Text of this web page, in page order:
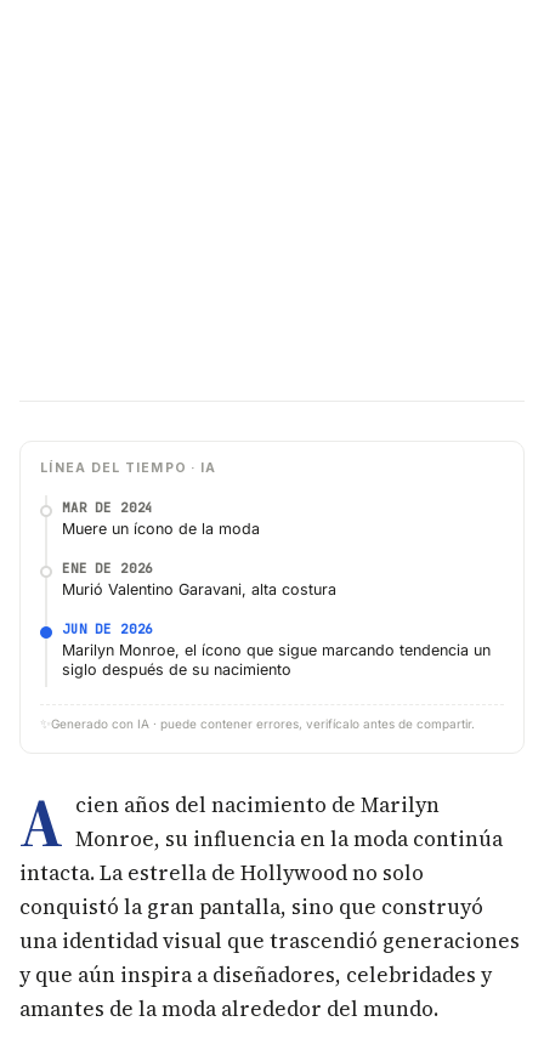
LÍNEA DEL TIEMPO · IA
MAR DE 2024
Muere un ícono de la moda
ENE DE 2026
Murió Valentino Garavani, alta costura
JUN DE 2026
Marilyn Monroe, el ícono que sigue marcando tendencia un
siglo después de su nacimiento
✨ Generado con IA · puede contener errores, verifícalo antes de compartir.
A cien años del nacimiento de Marilyn
Monroe, su influencia en la moda continúa
intacta. La estrella de Hollywood no solo
conquistó la gran pantalla, sino que construyó
una identidad visual que trascendió generaciones
y que aún inspira a diseñadores, celebridades y
amantes de la moda alrededor del mundo.